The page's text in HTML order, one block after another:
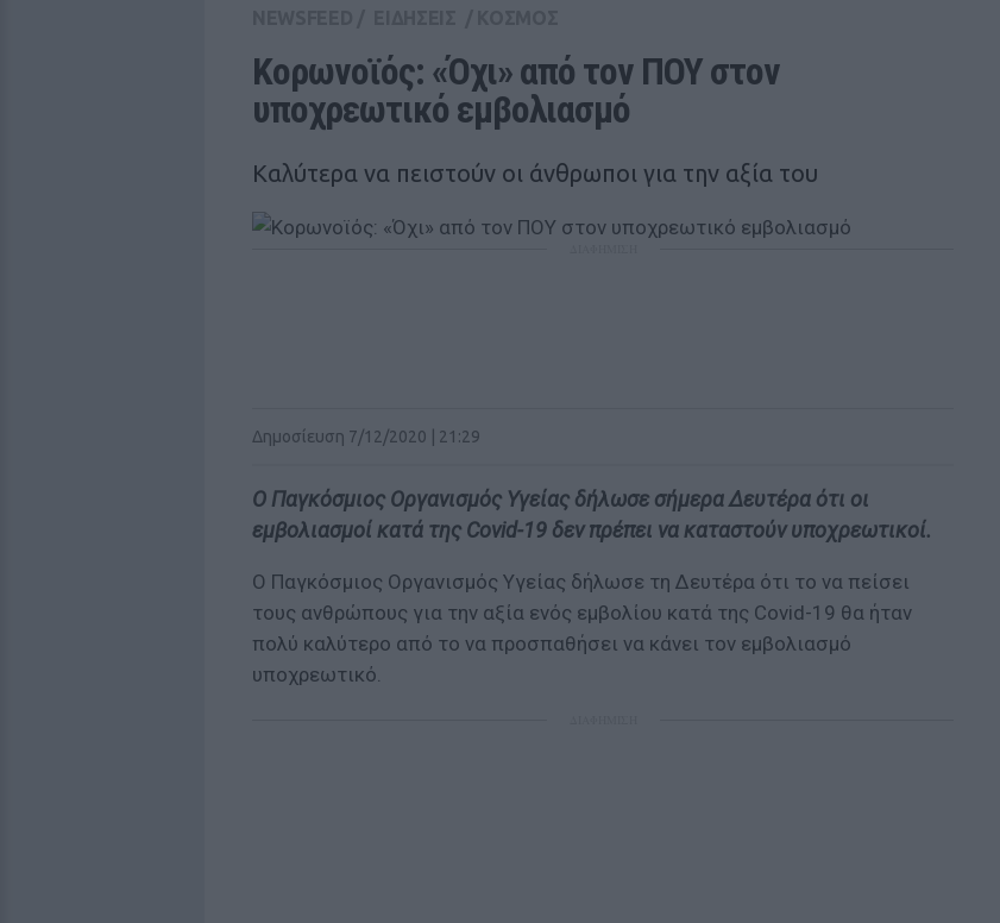
Κορωνοϊός: «Όχι» από τον ΠΟΥ στον
υποχρεωτικό εμβολιασμό
Καλύτερα να πειστούν οι άνθρωποι για την αξία του
Δημοσίευση 7/12/2020 | 21:29
Ο Παγκόσμιος Οργανισμός Υγείας δήλωσε σήμερα Δευτέρα ότι οι
εμβολιασμοί κατά της Covid-19 δεν πρέπει να καταστούν υποχρεωτικοί.
Ο Παγκόσμιος Οργανισμός Υγείας δήλωσε τη Δευτέρα ότι το να πείσει
τους ανθρώπους για την αξία ενός εμβολίου κατά της Covid-19 θα ήταν
πολύ καλύτερο από το να προσπαθήσει να κάνει τον εμβολιασμό
υποχρεωτικό.